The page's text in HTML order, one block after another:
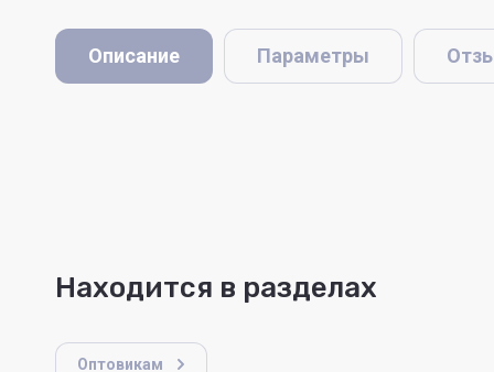
Описание Параметры
Находится в разделах
Оптовикам